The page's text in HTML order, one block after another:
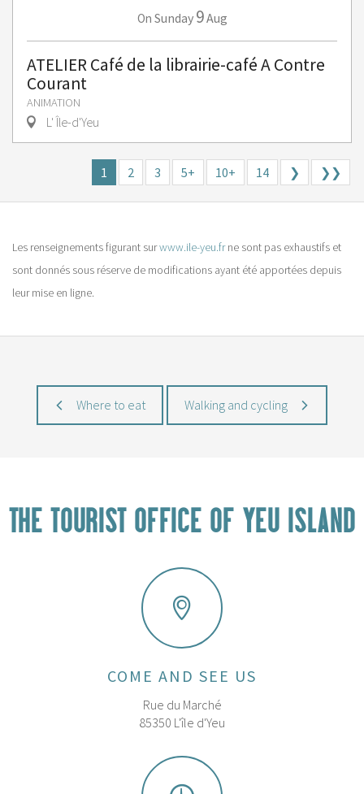
On Sunday 9Aug
ATELIER Café de la librairie-café A Contre
Courant
ANIMATION
L' Île-d'Yeu
1 2 3 5+ 10+ 14 ❯ ❯❯
Les renseignements figurant surwww.ile-yeu.frne sont pas exhaustifs et
sont donnés sous réserve de modifications ayant été apportées depuis
leur mise en ligne.
Where to eat Walking and cycling
THE TOURIST OFFICE OF YEU ISLAND
COME AND SEE US
Rue du Marché
85350 L'île d'Yeu